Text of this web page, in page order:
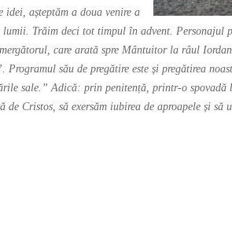
așteptăm a doua venire a
Trăim deci tot timpul în advent. Personajul
care arată spre Mântuitor la râul
Programul său de pregătire este și pregătirea
sale.” Adică: prin penitență, printr-o spovadă
de Cristos, să exersăm iubirea de aproapele și să